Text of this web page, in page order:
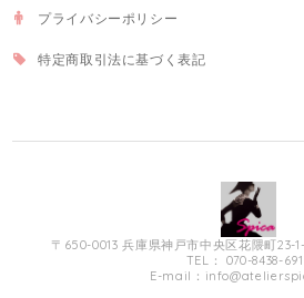
プライバシーポリシー
特定商取引法に基づく表記
〒650-0013 兵庫県神戸市中央区花隈町23-
TEL： 070-8438-
E-mail：